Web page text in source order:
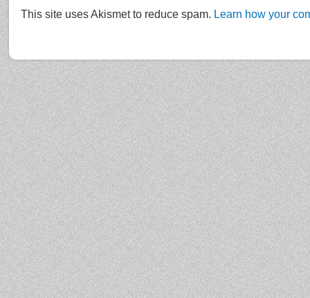
This site uses Akismet to reduce spam. Learn how your